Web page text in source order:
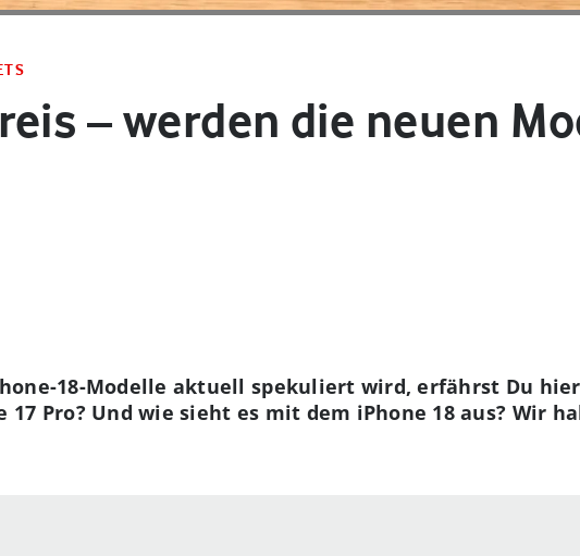
– werden die neuen
18-Modelle aktuell spekuliert wird, erfährst Du
17 Pro? Und wie sieht es mit dem iPhone 18 aus? Wir